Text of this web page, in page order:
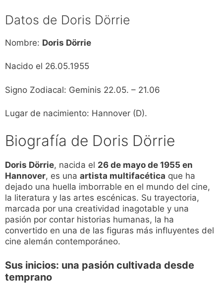
Datos de Doris Dörrie
Nombre: Doris Dörrie
Nacido el 26.05.1955
Signo Zodiacal: Geminis 22.05. – 21.06
Lugar de nacimiento: Hannover (D).
Biografía de Doris Dörrie
Doris Dörrie, nacida el 26 de mayo de 1955 en
Hannover, es una artista multifacética que ha
dejado una huella imborrable en el mundo del cine,
la literatura y las artes escénicas. Su trayectoria,
marcada por una creatividad inagotable y una
pasión por contar historias humanas, la ha
convertido en una de las figuras más influyentes del
cine alemán contemporáneo.
Sus inicios: una pasión cultivada desde
temprano